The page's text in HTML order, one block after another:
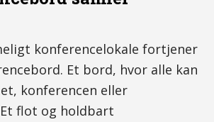
konferencelokale fortjener
Et bord, hvor alle kan
konferencen eller
flot og holdbart